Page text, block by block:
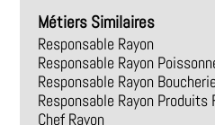
Métiers Similaires
Responsable Rayon
Responsable Rayon
Responsable Rayon Boucherie
Responsable Rayon Produits
Chef Rayon